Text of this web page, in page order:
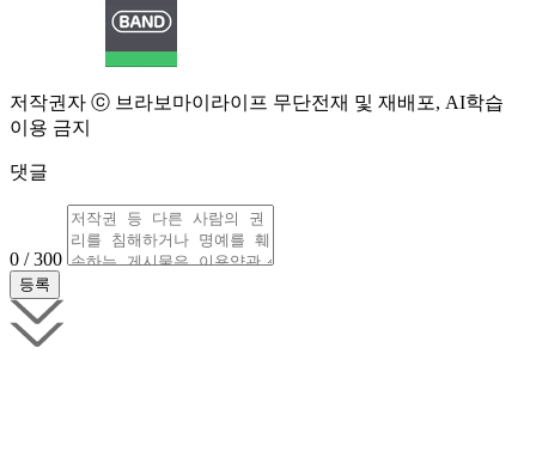
저작권자 ⓒ 브라보마이라이프 무단전재 및 재배포, AI학습
이용 금지
댓글
0 / 300